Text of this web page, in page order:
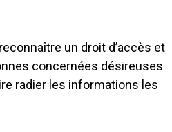
un droit d’accès et
concernées désireuses
radier les informations les